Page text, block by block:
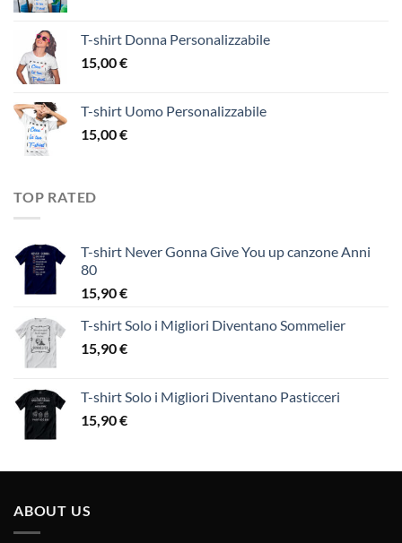
T-shirt Donna Personalizzabile
15,00€
T-shirt Uomo Personalizzabile
15,00€
TOP RATED
T-shirt Never Gonna Give You up canzone Anni
80
15,90€
T-shirt Solo i Migliori Diventano Sommelier
15,90€
T-shirt Solo i Migliori Diventano Pasticceri
15,90€
ABOUT US